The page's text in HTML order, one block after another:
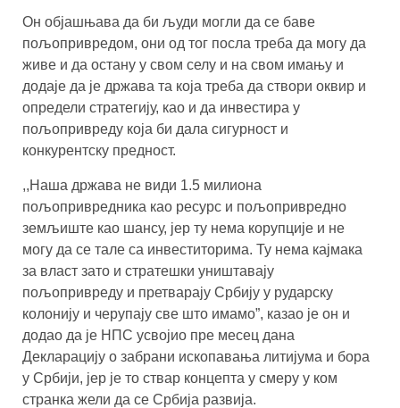
Он објашњава да би људи могли да се баве
пољопривредом, они од тог посла треба да могу да
живе и да остану у свом селу и на свом имању и
додаје да је држава та која треба да створи оквир и
определи стратегију, као и да инвестира у
пољопривреду која би дала сигурност и
конкурентску предност.
,,Наша држава не види 1.5 милиона
пољопривредника као ресурс и пољопривредно
земљиште као шансу, јер ту нема корупције и не
могу да се тале са инвеститорима. Ту нема кајмака
за власт зато и стратешки уништавају
пољопривреду и претварају Србију у рударску
колонију и черупају све што имамо”, казао је он и
додао да је НПС усвојио пре месец дана
Декларацију о забрани ископавања литијума и бора
у Србији, јер је то ствар концепта у смеру у ком
странка жели да се Србија развија.